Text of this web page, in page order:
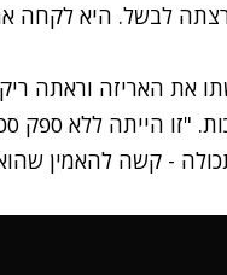
רצתה לבשל. היא לקחה
האריזה וראתה
"זו הייתה ללא ספק
- קשה להאמין